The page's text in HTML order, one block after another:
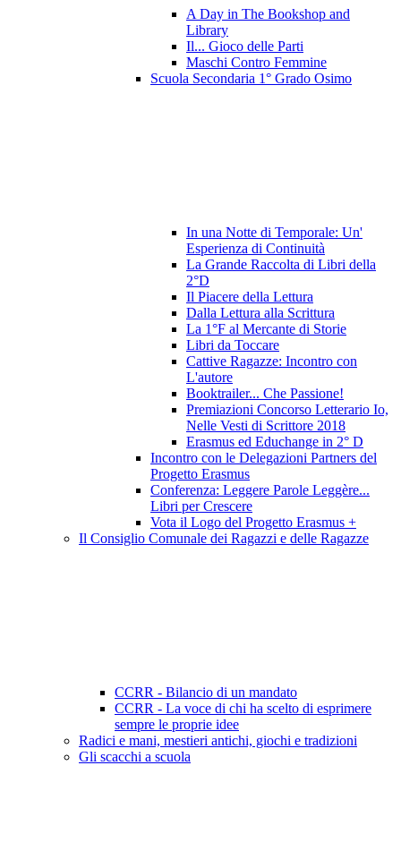
A Day in The Bookshop and
Library
Il... Gioco delle Parti
Maschi Contro Femmine
Scuola Secondaria 1° Grado Osimo
In una Notte di Temporale: Un'
Esperienza di Continuità
La Grande Raccolta di Libri della
2°D
Il Piacere della Lettura
Dalla Lettura alla Scrittura
La 1°F al Mercante di Storie
Libri da Toccare
Cattive Ragazze: Incontro con
L'autore
Booktrailer... Che Passione!
Premiazioni Concorso Letterario Io,
Nelle Vesti di Scrittore 2018
Erasmus ed Educhange in 2° D
Incontro con le Delegazioni Partners del
Progetto Erasmus
Conferenza: Leggere Parole Leggère...
Libri per Crescere
Vota il Logo del Progetto Erasmus +
Il Consiglio Comunale dei Ragazzi e delle Ragazze
CCRR - Bilancio di un mandato
CCRR - La voce di chi ha scelto di esprimere
sempre le proprie idee
Radici e mani, mestieri antichi, giochi e tradizioni
Gli scacchi a scuola